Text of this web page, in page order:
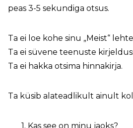
peas 3-5 sekundiga otsus.
Ta ei loe kohe sinu „Meist“
Ta ei süvene teenuste
Ta ei hakka otsima hinnakirja.
Ta küsib alateadlikult ainult
Kas see on minu jaoks?